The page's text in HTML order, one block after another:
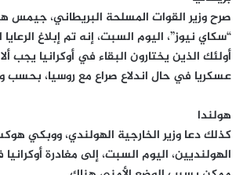
صرح وزير القوات المسلحة البريطاني، جيمس
“سكاي نيوز”، اليوم السبت، إنه تم إبلاغ
أولئك الذين يختارون البقاء في أوكرانيا يجب
عسكريا في حال اندلاع صراع مع روسيا، بحسب
هولندا
كذلك دعا وزير الخارجية الهولندي، ووبكي
الهولنديين، اليوم السبت، إلى مغادرة